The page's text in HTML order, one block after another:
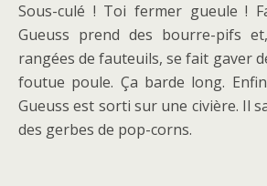
Sous-culé ! Toi fermer gueule !
Gueuss prend des bourre-pifs
rangées de fauteuils, se fait gaver
foutue poule. Ça barde long.
Gueuss est sorti sur une civière. Il
des gerbes de pop-corns.